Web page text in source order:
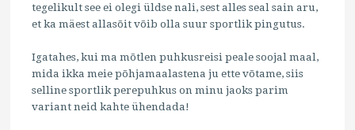
tegelikult see ei olegi üldse nali, sest alles seal sain aru,
et ka mäest allasõit võib olla suur sportlik pingutus.
Igatahes, kui ma mõtlen puhkusreisi peale soojal maal,
mida ikka meie põhjamaalastena ju ette võtame, siis
selline sportlik perepuhkus on minu jaoks parim
variant neid kahte ühendada!